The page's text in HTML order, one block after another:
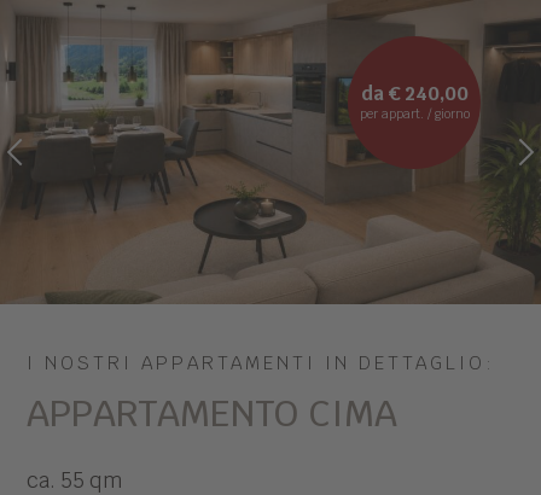
PREVIOUS
I NOSTRI APPARTAMENTI IN DETTAGLIO:
APPARTAMENTO CIMA
ca. 55 qm
da € 240,00
per appart. / giorno